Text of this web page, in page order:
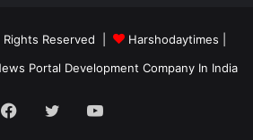
Reserved | Harshodaytimes
Portal Development Company In India
Facebook
TwitterYouTube